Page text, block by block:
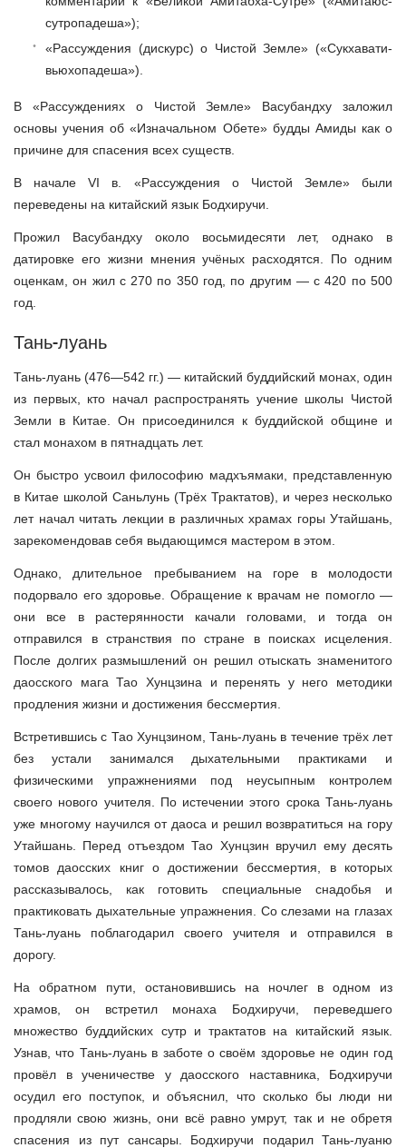
сутропадеша»);
«Рассуждения (дискурс) о Чистой Земле» («Сукхавати-
вьюхопадеша»).
В «Рассуждениях о Чистой Земле» Васубандху заложил
основы учения об «Изначальном Обете» будды Амиды как о
причине для спасения всех существ.
В начале VI в. «Рассуждения о Чистой Земле» были
переведены на китайский язык Бодхиручи.
Прожил Васубандху около восьмидесяти лет, однако в
датировке его жизни мнения учёных расходятся. По одним
оценкам, он жил с 270 по 350 год, по другим — с 420 по 500
год.
Тань-луань
Тань-луань (476—542 гг.) — китайский буддийский монах, один
из первых, кто начал распространять учение школы Чистой
Земли в Китае. Он присоединился к буддийской общине и
стал монахом в пятнадцать лет.
Он быстро усвоил философию мадхъямаки, представленную
в Китае школой Саньлунь (Трёх Трактатов), и через несколько
лет начал читать лекции в различных храмах горы Утайшань,
зарекомендовав себя выдающимся мастером в этом.
Однако, длительное пребыванием на горе в молодости
подорвало его здоровье. Обращение к врачам не помогло —
они все в растерянности качали головами, и тогда он
отправился в странствия по стране в поисках исцеления.
После долгих размышлений он решил отыскать знаменитого
даосского мага Тао Хунцзина и перенять у него методики
продления жизни и достижения бессмертия.
Встретившись с Тао Хунцзином, Тань-луань в течение трёх лет
без устали занимался дыхательными практиками и
физическими упражнениями под неусыпным контролем
своего нового учителя. По истечении этого срока Тань-луань
уже многому научился от даоса и решил возвратиться на гору
Утайшань. Перед отъездом Тао Хунцзин вручил ему десять
томов даосских книг о достижении бессмертия, в которых
рассказывалось, как готовить специальные снадобья и
практиковать дыхательные упражнения. Со слезами на глазах
Тань-луань поблагодарил своего учителя и отправился в
дорогу.
На обратном пути, остановившись на ночлег в одном из
храмов, он встретил монаха Бодхиручи, переведшего
множество буддийских сутр и трактатов на китайский язык.
Узнав, что Тань-луань в заботе о своём здоровье не один год
провёл в ученичестве у даосского наставника, Бодхиручи
осудил его поступок, и объяснил, что сколько бы люди ни
продляли свою жизнь, они всё равно умрут, так и не обретя
спасения из пут сансары. Бодхиручи подарил Тань-луаню